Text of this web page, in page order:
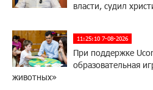
власти, судил
11:25:10 7-08-2026
При поддержке
образовательная
животных»